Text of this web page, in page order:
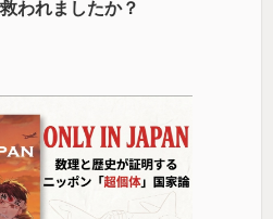
われましたか？